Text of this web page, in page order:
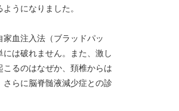
うになりました。
血注入法（ブラッドパッ
は破れません。また、激し
るのはなぜか、頚椎からは
らに脳脊髄液減少症との診